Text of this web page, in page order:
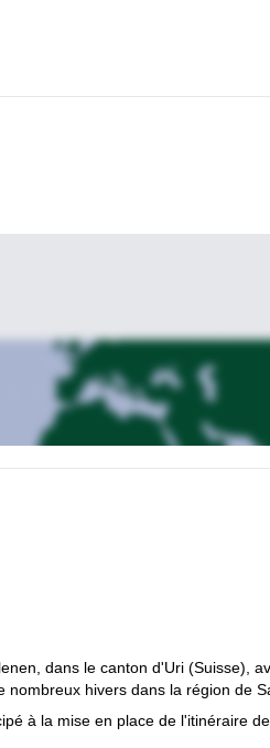
cette région, consultez les sites
le site suivant
dans le canton d'Uri (Suisse),
hivers dans la région de
à la mise en place de l'itinéraire